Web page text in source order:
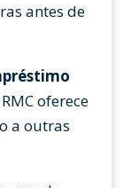
antes de
oferece
a outras